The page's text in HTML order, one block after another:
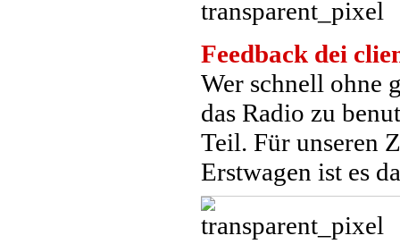
Feedback dei
Wer schnell ohne
das Radio zu
Teil. Für unseren
Erstwagen ist es